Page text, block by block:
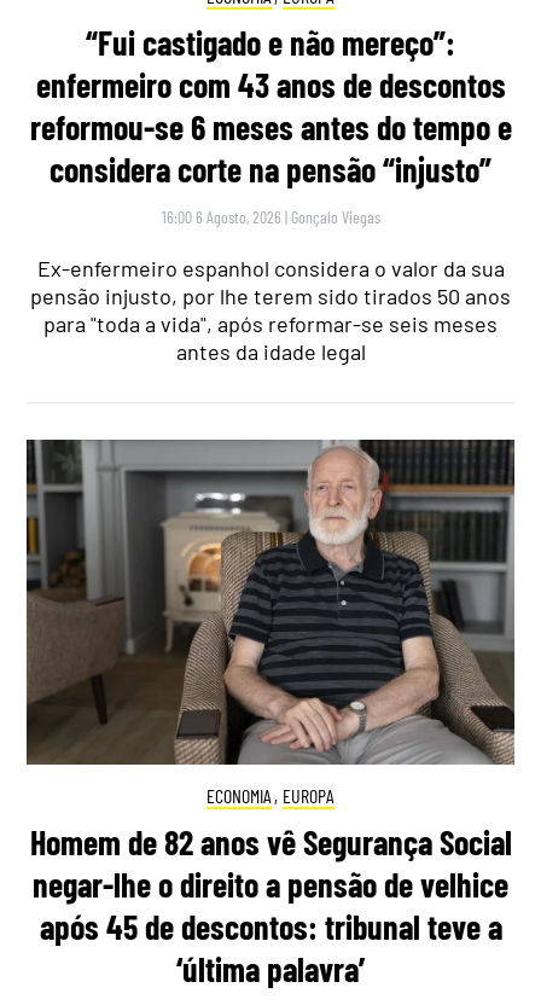
“Fui castigado e não mereço”:
enfermeiro com 43 anos de descontos
reformou-se 6 meses antes do tempo e
considera corte na pensão “injusto”
16:00 6 Agosto, 2026 | Gonçalo Viegas
Ex-enfermeiro espanhol considera o valor da sua
pensão injusto, por lhe terem sido tirados 50 anos
para "toda a vida", após reformar-se seis meses
antes da idade legal
ECONOMIA , EUROPA
Homem de 82 anos vê Segurança Social
negar-lhe o direito a pensão de velhice
após 45 de descontos: tribunal teve a
‘última palavra’